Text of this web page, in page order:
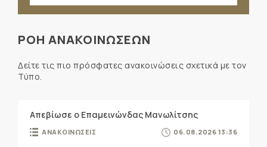
ΡΟΗ ΑΝΑΚΟΙΝΩΣΕΩΝ
Δείτε τις πιο πρόσφατες ανακοινώσεις σχετικά με τον
Τύπο.
Απεβίωσε ο Επαμεινώνδας Μανωλίτσης
ΑΝΑΚΟΙΝΩΣΕΙΣ 06.08.2026 13:36